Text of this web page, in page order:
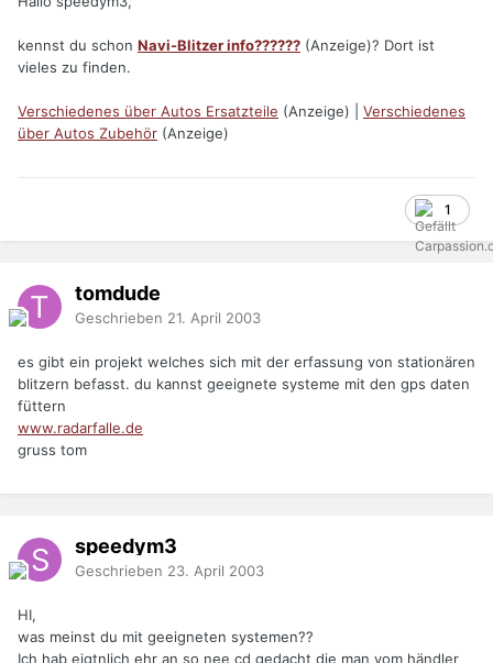
kennst du schon Navi-Blitzer info?????? (Anzeige)? Dort ist
vieles zu finden.
Verschiedenes über Autos Ersatzteile (Anzeige) | Verschiedenes
über Autos Zubehör (Anzeige)
1
tomdude
Geschrieben 21. April 2003
es gibt ein projekt welches sich mit der erfassung von stationären
blitzern befasst. du kannst geeignete systeme mit den gps daten
füttern
www.radarfalle.de
gruss tom
speedym3
Geschrieben 23. April 2003
HI,
was meinst du mit geeigneten systemen??
Ich hab eigtnlich ehr an so nee cd gedacht die man vom händler